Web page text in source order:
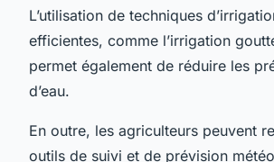
L’utilisation de techniques
efficientes, comme l’irrigation
permet également de réduire les
d’eau.
En outre, les agriculteurs peuvent
outils de suivi et de prévision